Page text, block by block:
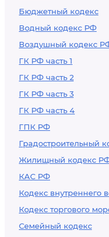
Бюджетный кодекс
Водный кодекс РФ
Воздушный кодекс
ГК РФ часть 1
ГК РФ часть 2
ГК РФ часть 3
ГК РФ часть 4
ГПК РФ
Градостроительный
Жилищный кодекс
КАС РФ
Кодекс внутреннего
Кодекс торгового
Семейный кодекс